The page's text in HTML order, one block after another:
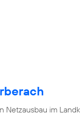
Netzausbau im